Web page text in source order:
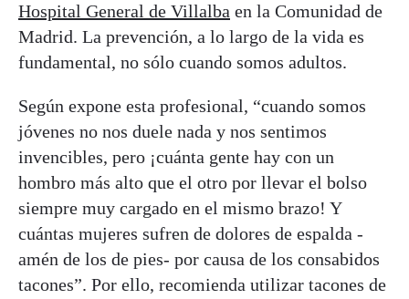
Hospital General de Villalba en la Comunidad de
Madrid. La prevención, a lo largo de la vida es
fundamental, no sólo cuando somos adultos.
Según expone esta profesional, “cuando somos
jóvenes no nos duele nada y nos sentimos
invencibles, pero ¡cuánta gente hay con un
hombro más alto que el otro por llevar el bolso
siempre muy cargado en el mismo brazo! Y
cuántas mujeres sufren de dolores de espalda -
amén de los de pies- por causa de los consabidos
tacones”. Por ello, recomienda utilizar tacones de